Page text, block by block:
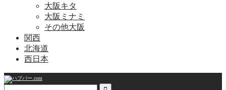
大阪キタ
大阪ミナミ
その他大阪
関西
北海道
西日本